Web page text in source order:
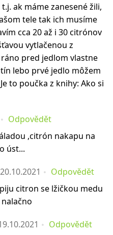
ak máme zanesené žili,
tele tak ich musíme
cca 20 až i 30 citrónov
vytlačenou z
pred jedlom vlastne
lebo prvé jedlo môžem
to poučka z knihy: Ako si
Odpovědět
,citrón nakapu na
úst...
20.10.2021
Odpovědět
citron se lžičkou medu
Odpovědět